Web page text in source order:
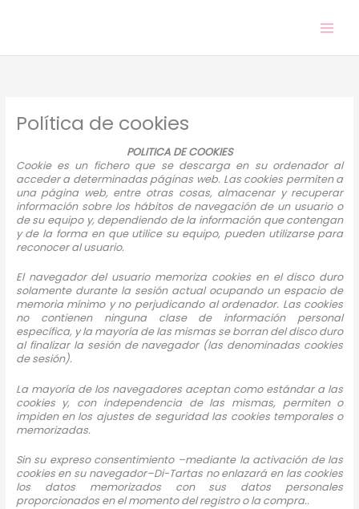
Política de cookies
POLITICA DE COOKIES
Cookie es un fichero que se descarga en su ordenador al
acceder a determinadas páginas web. Las cookies permiten a
una página web, entre otras cosas, almacenar y recuperar
información sobre los hábitos de navegación de un usuario o
de su equipo y, dependiendo de la información que contengan
y de la forma en que utilice su equipo, pueden utilizarse para
reconocer al usuario.
El navegador del usuario memoriza cookies en el disco duro
solamente durante la sesión actual ocupando un espacio de
memoria mínimo y no perjudicando al ordenador. Las cookies
no contienen ninguna clase de información personal
específica, y la mayoría de las mismas se borran del disco duro
al finalizar la sesión de navegador (las denominadas cookies
de sesión).
La mayoría de los navegadores aceptan como estándar a las
cookies y, con independencia de las mismas, permiten o
impiden en los ajustes de seguridad las cookies temporales o
memorizadas.
Sin su expreso consentimiento –mediante la activación de las
cookies en su navegador–Di-Tartas no enlazará en las cookies
los datos memorizados con sus datos personales
proporcionados en el momento del registro o la compra..